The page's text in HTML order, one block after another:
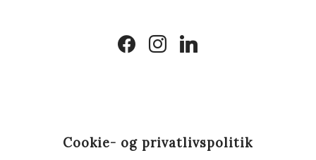
facebookinstagramlinkedin
Cookie- og privatlivspolitik